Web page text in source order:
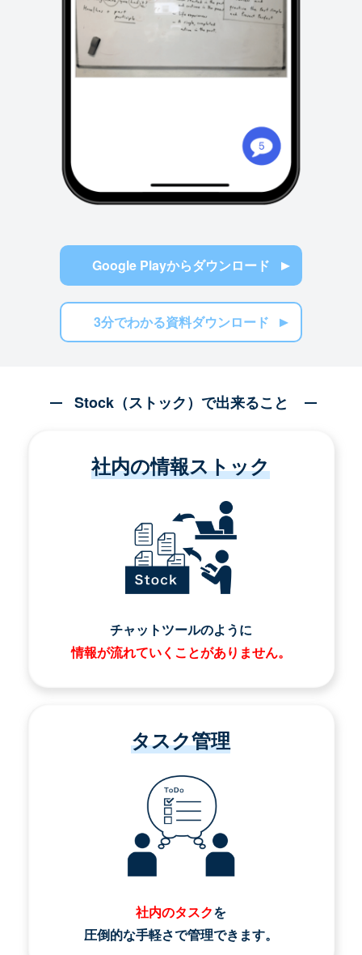
Google Playからダウンロード
3分でわかる資料ダウンロード
Stock（ストック）で出来ること
社内の情報ストック
チャットツールのように
情報が流れていくことがありません。
タスク管理
社内のタスクを
圧倒的な手軽さで管理できます。